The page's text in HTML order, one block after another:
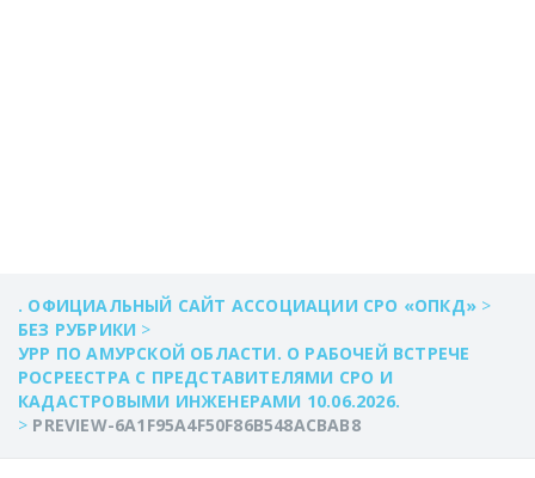
. ОФИЦИАЛЬНЫЙ САЙТ АССОЦИАЦИИ СРО «ОПКД» >
БЕЗ РУБРИКИ >
УРР ПО АМУРСКОЙ ОБЛАСТИ. О РАБОЧЕЙ ВСТРЕЧЕ
РОСРЕЕСТРА С ПРЕДСТАВИТЕЛЯМИ СРО И
КАДАСТРОВЫМИ ИНЖЕНЕРАМИ 10.06.2026.
> PREVIEW-6A1F95A4F50F86B548ACBAB8